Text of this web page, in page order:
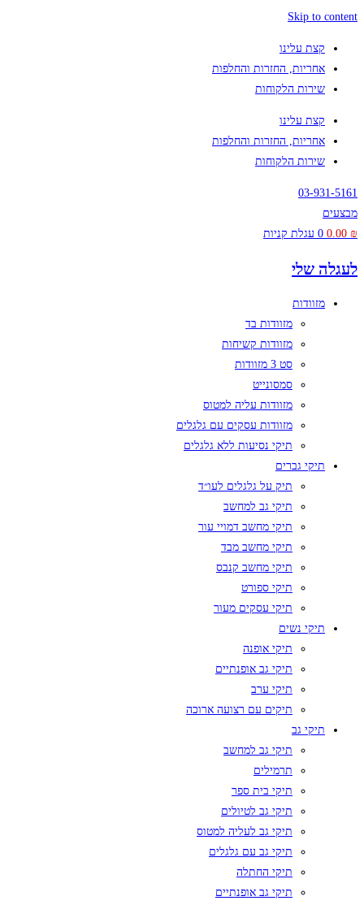
Skip to content
קצת עלינו
אחריות, החזרות והחלפות
שירות הלקוחות
קצת עלינו
אחריות, החזרות והחלפות
שירות הלקוחות
03-931-5161
מבצעים
0.00 ₪
0 עגלת קניות
לעגלה שלי
מזוודות
מזוודות בד
מזוודות קשיחות
סט 3 מזוודות
סמסונייט
מזוודות עליה למטוס
מזוודות עסקים עם גלגלים
תיקי נסיעות ללא גלגלים
תיקי גברים
תיק על גלגלים לעו״ד
תיקי גב למחשב
תיקי מחשב דמויי עור
תיקי מחשב מבד
תיקי מחשב קנבס
תיקי ספורט
תיקי עסקים מעור
תיקי נשים
תיקי אופנה
תיקי גב אופנתיים
תיקי ערב
תיקים עם רצועה ארוכה
תיקי גב
תיקי גב למחשב
תרמילים
תיקי בית ספר
תיקי גב לטיולים
תיקי גב לעליה למטוס
תיקי גב עם גלגלים
תיקי החתלה
תיקי גב אופנתיים